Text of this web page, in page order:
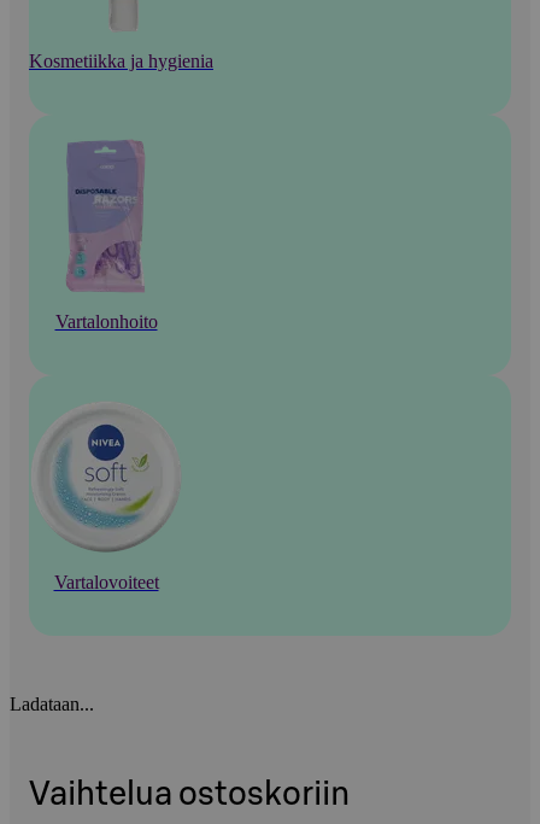
Kosmetiikka ja hygienia
Vartalonhoito
Vartalovoiteet
Ladataan...
Vaihtelua ostoskoriin